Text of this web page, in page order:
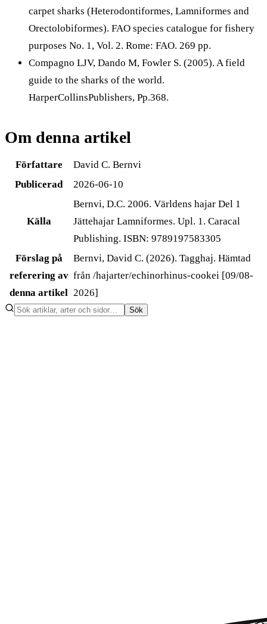
carpet sharks (Heterodontiformes, Lamniformes and
Orectolobiformes). FAO species catalogue for fishery
purposes No. 1, Vol. 2. Rome: FAO. 269 pp.
Compagno LJV, Dando M, Fowler S. (2005). A field
guide to the sharks of the world.
HarperCollinsPublishers, Pp.368.
Om denna artikel
Författare
David C. Bernvi
Publicerad
2026-06-10
Källa
Bernvi, D.C. 2006. Världens hajar Del 1
Jättehajar Lamniformes. Upl. 1. Caracal
Publishing. ISBN: 9789197583305
Förslag på
referering av
denna artikel
Bernvi, David C. (2026). Tagghaj. Hämtad
från /hajarter/echinorhinus-cookei [09/08-
2026]
Sök